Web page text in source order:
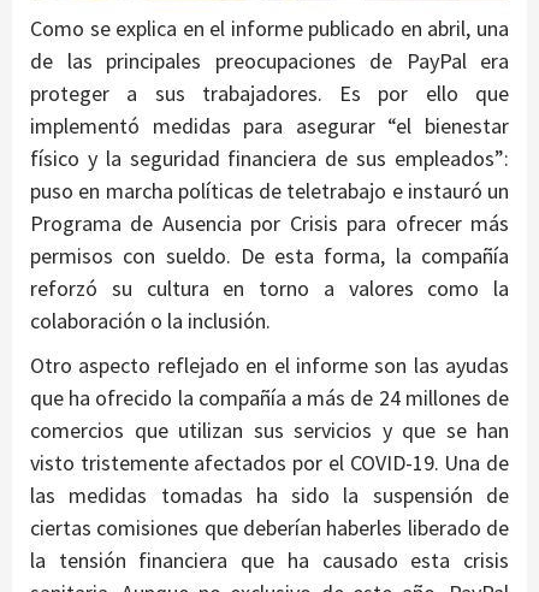
Como se explica en el informe publicado en abril, una
de las principales preocupaciones de PayPal era
proteger a sus trabajadores. Es por ello que
implementó medidas para asegurar “el bienestar
físico y la seguridad financiera de sus empleados”:
puso en marcha políticas de teletrabajo e instauró un
Programa de Ausencia por Crisis para ofrecer más
permisos con sueldo. De esta forma, la compañía
reforzó su cultura en torno a valores como la
colaboración o la inclusión.
Otro aspecto reflejado en el informe son las ayudas
que ha ofrecido la compañía a más de 24 millones de
comercios que utilizan sus servicios y que se han
visto tristemente afectados por el COVID-19. Una de
las medidas tomadas ha sido la suspensión de
ciertas comisiones que deberían haberles liberado de
la tensión financiera que ha causado esta crisis